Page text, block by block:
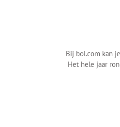
Bij bol.com kan
Het hele jaar